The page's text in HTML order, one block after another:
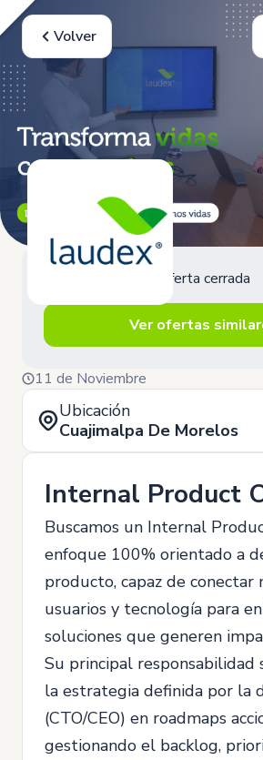
Volver
Oferta cerrada
Ver ofertas
11 de Noviembre
Ubicación
Cuajimalpa De Morelos
Internal Product
Buscamos un Internal
enfoque 100% orientado a
producto, capaz de conectar
usuarios y tecnología para
soluciones que generen
Su principal responsabilidad
la estrategia definida por la
(CTO/CEO) en roadmaps
gestionando el backlog,